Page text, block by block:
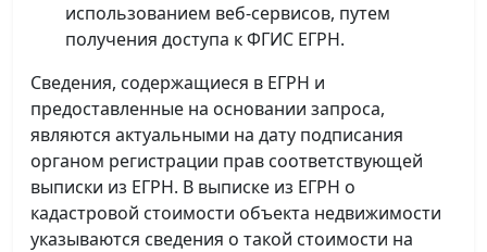
использованием веб-сервисов, путем
получения доступа к ФГИС ЕГРН.
Сведения, содержащиеся в ЕГРН и
предоставленные на основании запроса,
являются актуальными на дату подписания
органом регистрации прав соответствующей
выписки из ЕГРН. В выписке из ЕГРН о
кадастровой стоимости объекта недвижимости
указываются сведения о такой стоимости на